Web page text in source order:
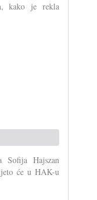
kako je rekla
Sofija Hajszan
će u HAK-u